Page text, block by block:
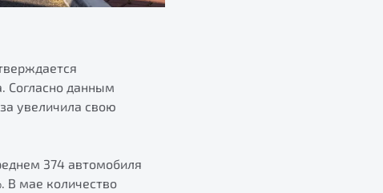
Согласно данным
увеличила свою
374 автомобиля
В мае количество